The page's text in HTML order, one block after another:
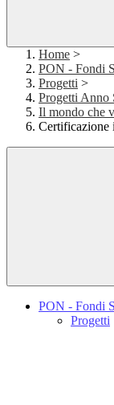
Home >
PON - Fondi
Progetti >
Progetti Anno
Il mondo che
Certificazione
PON - Fondi
Progetti